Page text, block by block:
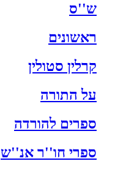
ש''ס
ראשונים
קרלין סטולין
על התורה
ספרים להורדה
ספרי חו''ר אנ''ש